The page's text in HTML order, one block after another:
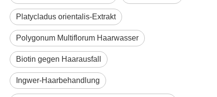
Platycladus orientalis-Extrakt
Polygonum Multiflorum Haarwasser
Biotin gegen Haarausfall
Ingwer-Haarbehandlung